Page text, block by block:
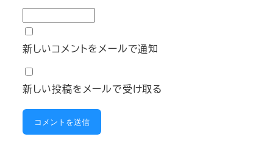
新しいコメントをメールで通知
新しい投稿をメールで受け取る